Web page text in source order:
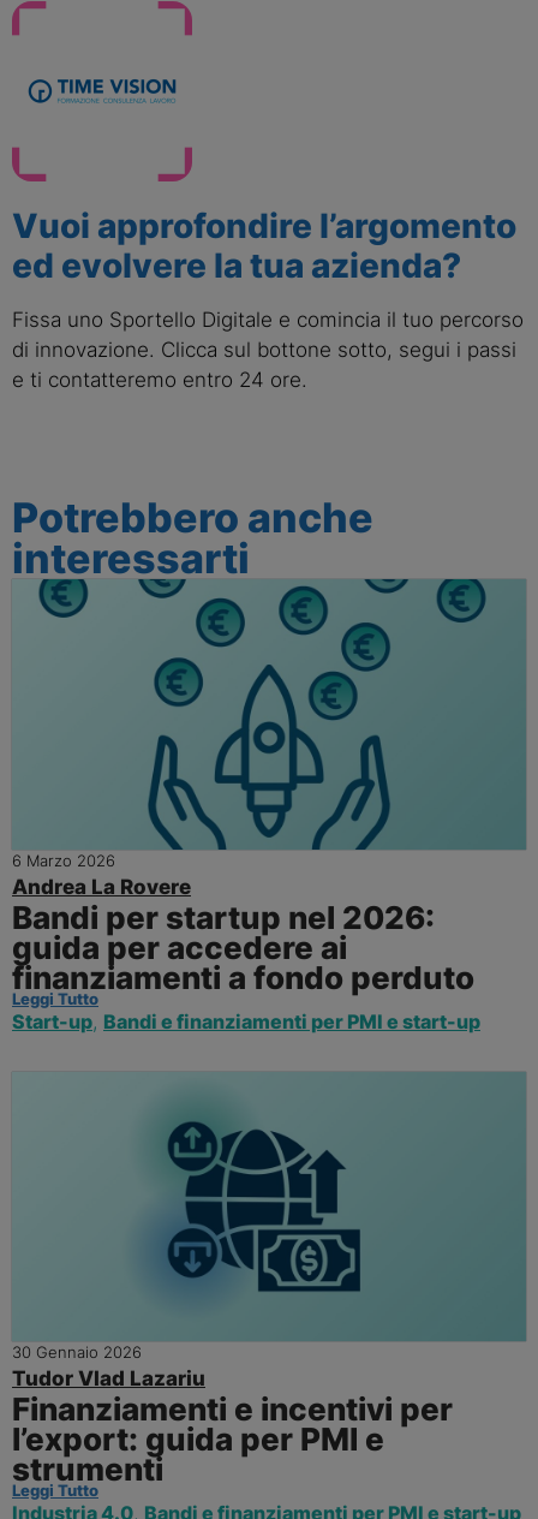
Vuoi approfondire l’argomento
ed evolvere la tua azienda?
Fissa uno Sportello Digitale e comincia il tuo percorso
di innovazione. Clicca sul bottone sotto, segui i passi
e ti contatteremo entro 24 ore.
Potrebbero anche
interessarti
6 Marzo 2026
Andrea La Rovere
Bandi per startup nel 2026:
guida per accedere ai
finanziamenti a fondo perduto
Leggi Tutto
Start-up, Bandi e finanziamenti per PMI e start-up
30 Gennaio 2026
Tudor Vlad Lazariu
Finanziamenti e incentivi per
l’export: guida per PMI e
strumenti
Leggi Tutto
Industria 4.0, Bandi e finanziamenti per PMI e start-up